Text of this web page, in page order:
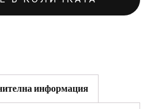
информация